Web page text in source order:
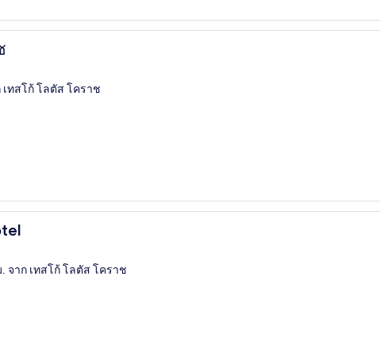
เทสโก้ โลตัส โคราช
. จาก เทสโก้ โลตัส โคราช